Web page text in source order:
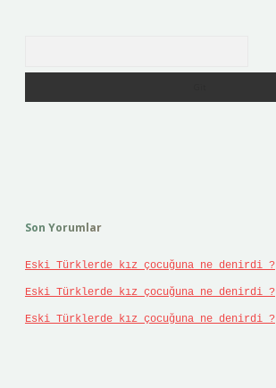
Son Yorumlar
Eski Türklerde kız çocuğuna ne denirdi ?
Eski Türklerde kız çocuğuna ne denirdi ?
Eski Türklerde kız çocuğuna ne denirdi ?